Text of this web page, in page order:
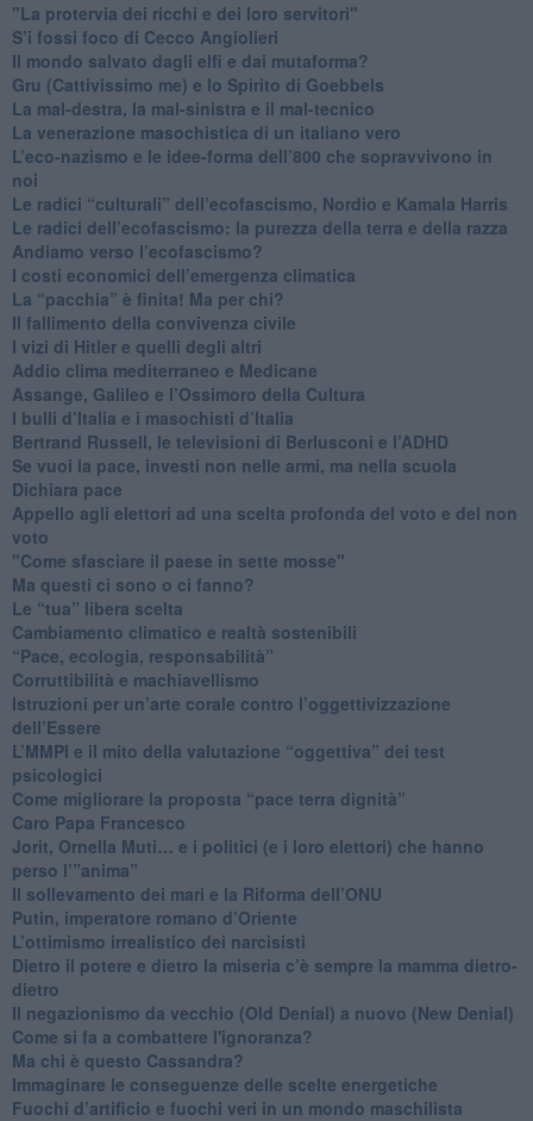
"La protervia dei ricchi e dei loro servitori"
S’i fossi foco di Cecco Angiolieri
​Il mondo salvato dagli elfi e dai mutaforma?
Gru (Cattivissimo me) e lo Spirito di Goebbels
​La mal-destra, la mal-sinistra e il mal-tecnico
​La venerazione masochistica di un italiano vero
​L’eco-nazismo e le idee-forma dell’800 che sopravvivono in
noi
​Le radici “culturali” dell’ecofascismo, Nordio e Kamala Harris
Le radici dell’ecofascismo: la purezza della terra e della razza
Andiamo verso l’ecofascismo?
I costi economici dell’emergenza climatica
​La “pacchia” è finita! Ma per chi?
​Il fallimento della convivenza civile
​I vizi di Hitler e quelli degli altri
Addio clima mediterraneo e Medicane
​Assange, Galileo e l’Ossimoro della Cultura
​I bulli d’Italia e i masochisti d’Italia
​Bertrand Russell, le televisioni di Berlusconi e l’ADHD
​Se vuoi la pace, investi non nelle armi, ma nella scuola
​Dichiara pace
​Appello agli elettori ad una scelta profonda del voto e del non
voto
"Come sfasciare il paese in sette mosse"
​Ma questi ci sono o ci fanno?
​Le “tua” libera scelta
Cambiamento climatico e realtà sostenibili
“Pace, ecologia, responsabilità”
​Corruttibilità e machiavellismo
Istruzioni per un’arte corale contro l’oggettivizzazione
dell’Essere
​L’MMPI e il mito della valutazione “oggettiva” dei test
psicologici
Come migliorare la proposta “pace terra dignità”
Caro Papa Francesco
​Jorit, Ornella Muti… e i politici (e i loro elettori) che hanno
perso l’”anima”
​Il sollevamento dei mari e la Riforma dell’ONU
Putin, imperatore romano d’Oriente
​L’ottimismo irrealistico dei narcisisti
​Dietro il potere e dietro la miseria c’è sempre la mamma dietro-
dietro
Il negazionismo da vecchio (Old Denial) a nuovo (New Denial)
Come si fa a combattere l'ignoranza?
Ma chi è questo Cassandra?
Immaginare le conseguenze delle scelte energetiche
​Fuochi d’artificio e fuochi veri in un mondo maschilista